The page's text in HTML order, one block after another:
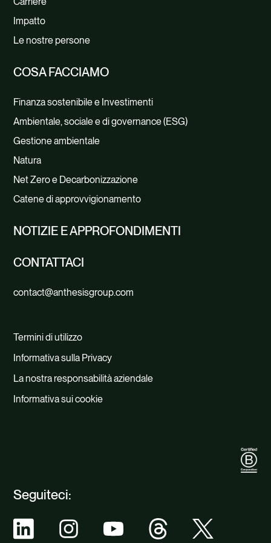
Seguiteci:
Impatto
Le nostre persone
COSA FACCIAMO
Finanza sostenibile e Investimenti
Ambientale, sociale e di governance (ESG)
Gestione ambientale
Natura
Net Zero e Decarbonizzazione
Catene di approvvigionamento
NOTIZIE E APPROFONDIMENTI
CONTATTACI
contact@anthesisgroup.com
Termini di utilizzo
Informativa sulla Privacy
La nostra responsabilità aziendale
Informativa sui cookie